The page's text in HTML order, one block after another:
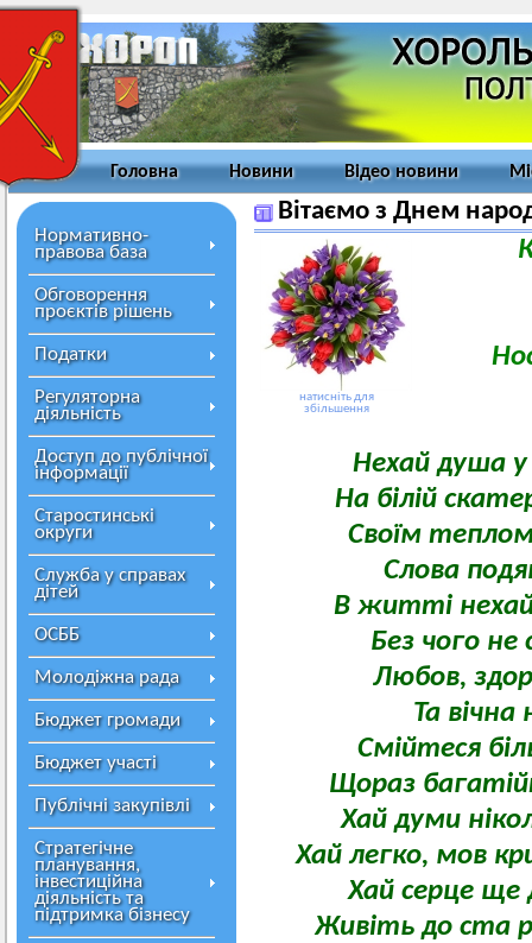
Головна Новини Відео новини
Нормативно-
правова база
Обговорення
проєктів рішень
Податки
Регуляторна
діяльність
Доступ до публічної
інформації
Старостинські
округи
Служба у справах
дітей
ОСББ
Молодіжна рада
Бюджет громади
Бюджет участі
Публічні закупівлі
Стратегічне
планування,
інвестиційна
діяльність та
підтримка бізнесу
Вітаємо з Днем
натисніть для
збільшення
Нехай душа у
На білій
Своїм
Слова
В житті
Без чого
Любов,
Та
Смійтеся
Щораз
Хай думи
Хай легко, мов
Хай серце ще
Живіть до ста